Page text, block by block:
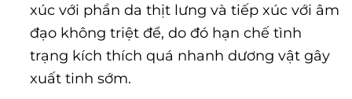
xúc với phần da thịt lưng và tiếp xúc với âm
đạo không triệt để, do đó hạn chế tình
trạng kích thích quá nhanh dương vật gây
xuất tinh sớm.